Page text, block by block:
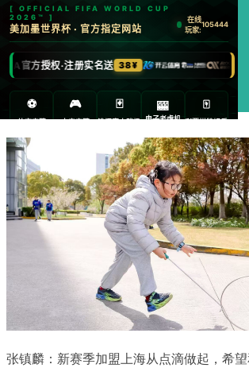
江南体育
张镇麟：新赛季加盟上海从点滴做起，希